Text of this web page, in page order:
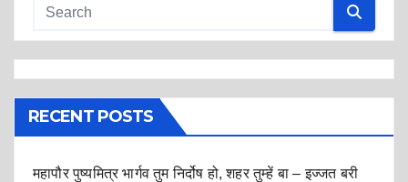
RECENT POSTS
महापौर पुष्यमित्र भार्गव तुम निर्दोष हो, शहर तुम्हें बा – इज्जत बरी